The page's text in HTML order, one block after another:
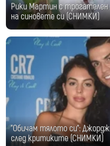
Рики Мартин с трогателен
на синовете си (СНИМКИ)
"Обичам тялото си":
след критиките (СНИМКИ)